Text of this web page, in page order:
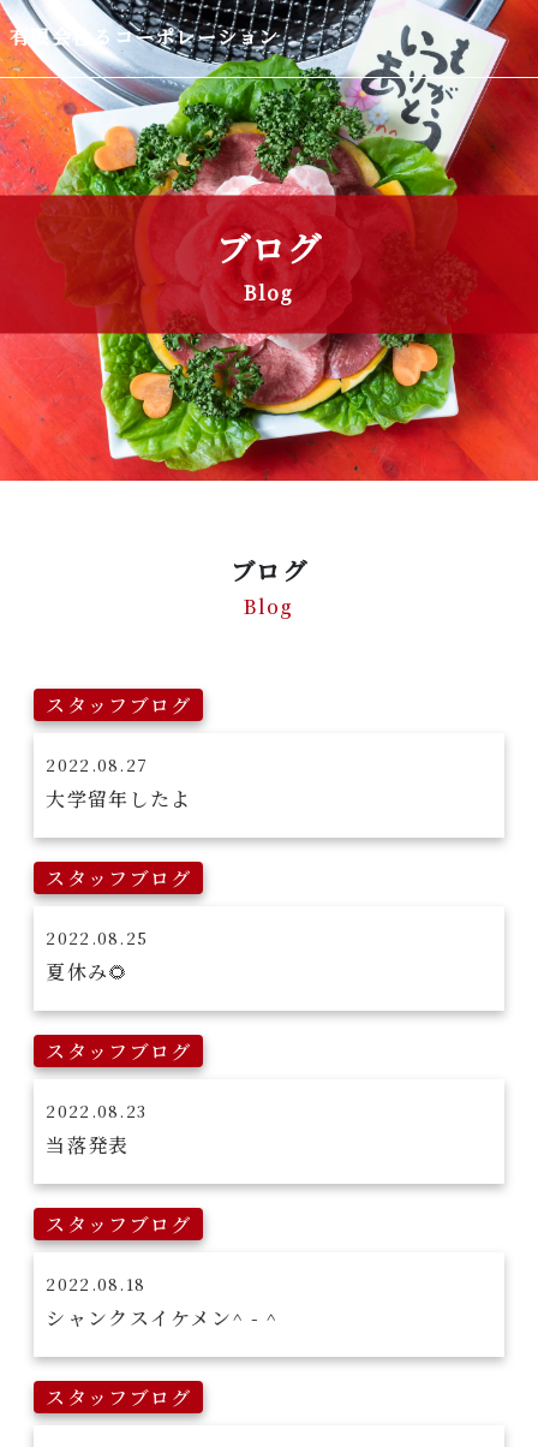
有限会社るコーポレーション
ブログ
Blog
ブログ
Blog
スタッフブログ
2022.08.27
大学留年したよ
スタッフブログ
2022.08.25
夏休み🌻
スタッフブログ
2022.08.23
当落発表
スタッフブログ
2022.08.18
シャンクスイケメン^ - ^
スタッフブログ